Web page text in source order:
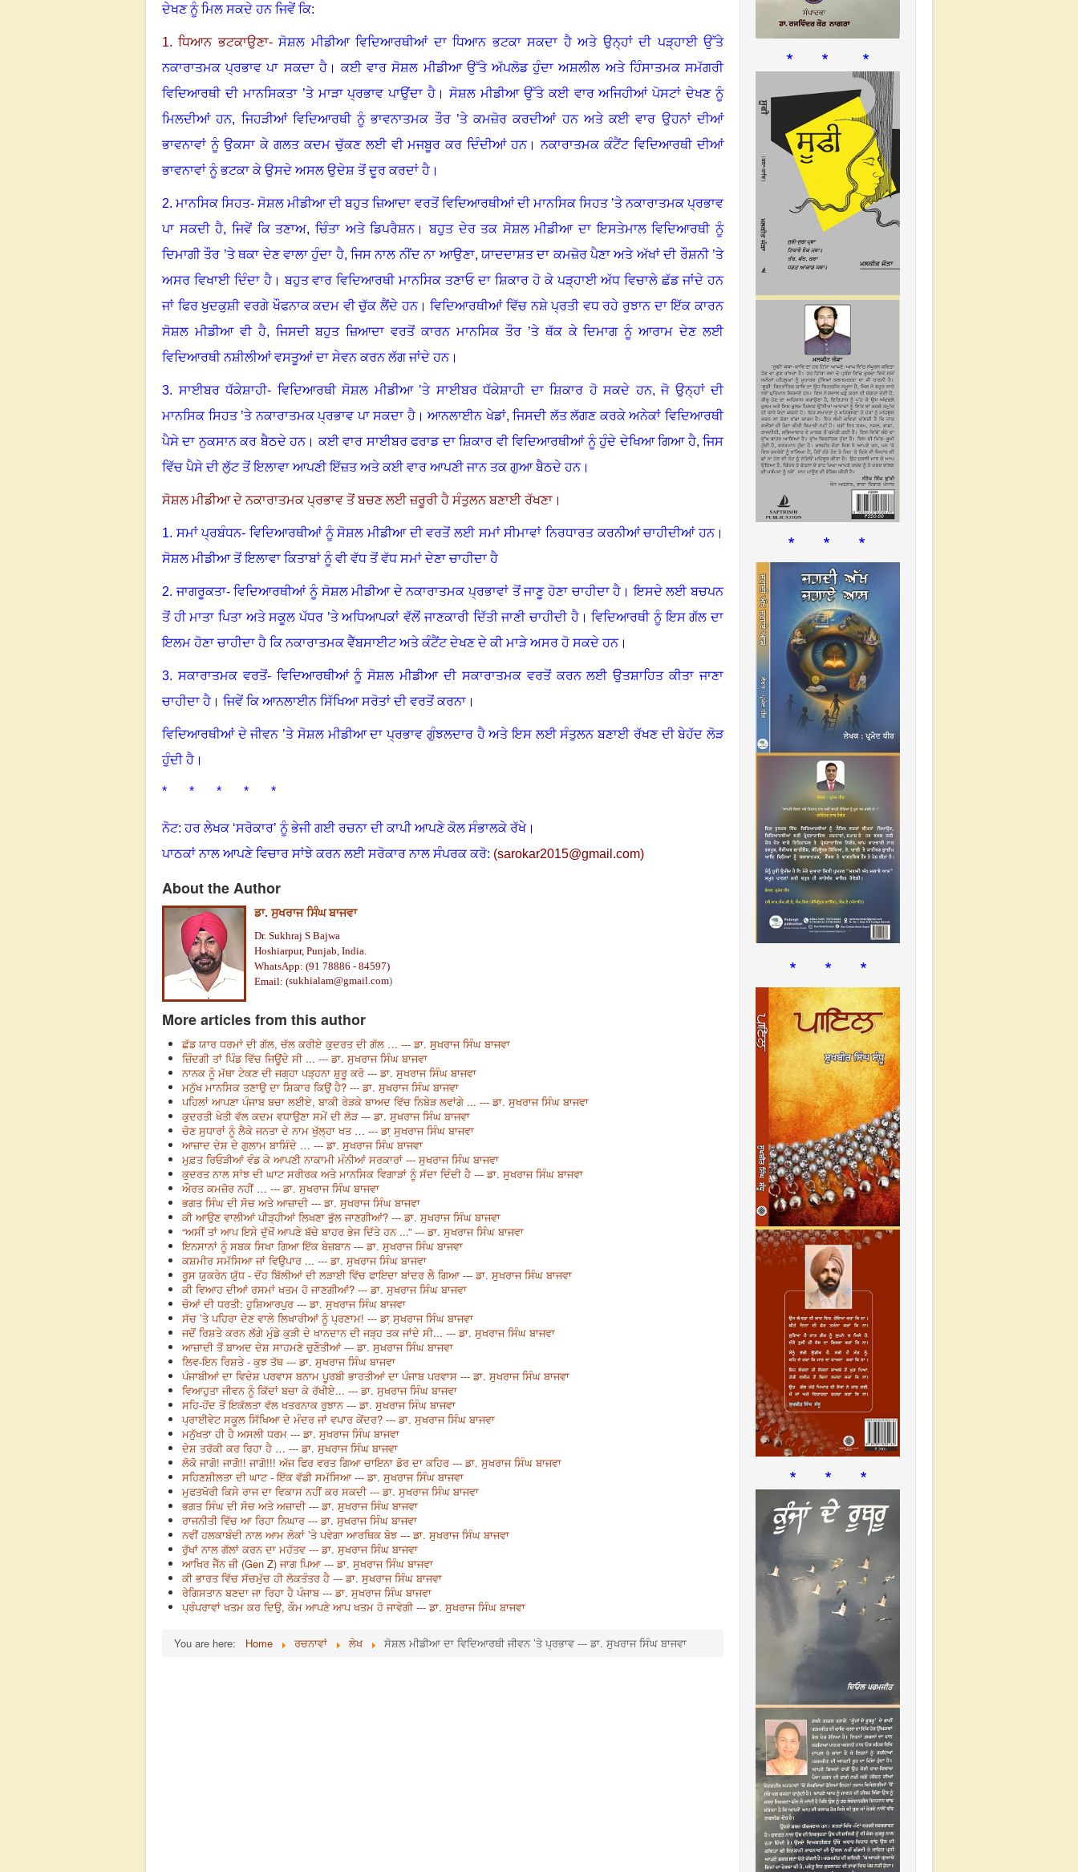
ਦੇਖਣ ਨੂੰ ਮਿਲ ਸਕਦੇ ਹਨ ਜਿਵੇਂ ਕਿ:
1. ਧਿਆਨ ਭਟਕਾਉਣਾ-ਸੋਸ਼ਲ ਮੀਡੀਆ ਵਿਦਿਆਰਥੀਆਂ ਦਾ ਧਿਆਨ ਭਟਕਾ ਸਕਦਾ ਹੈ ਅਤੇ ਉਨ੍ਹਾਂ ਦੀ ਪੜ੍ਹਾਈ ਉੱਤੇ
ਨਕਾਰਾਤਮਕ ਪ੍ਰਭਾਵ ਪਾ ਸਕਦਾ ਹੈ।ਕਈ ਵਾਰ ਸੋਸ਼ਲ ਮੀਡੀਆ ਉੱਤੇ ਅੱਪਲੋਡ ਹੁੰਦਾ ਅਸ਼ਲੀਲ ਅਤੇ ਹਿੰਸਾਤਮਕ ਸਮੱਗਰੀ
ਵਿਦਿਆਰਥੀ ਦੀ ਮਾਨਸਿਕਤਾ ’ਤੇ ਮਾੜਾ ਪ੍ਰਭਾਵ ਪਾਉਂਦਾ ਹੈ । ਸੋਸ਼ਲ ਮੀਡੀਆ ਉੱਤੇ ਕਈ ਵਾਰ ਅਜਿਹੀਆਂ ਪੋਸਟਾਂ ਦੇਖਣ ਨੂੰ
ਮਿਲਦੀਆਂ ਹਨ, ਜਿਹੜੀਆਂ ਵਿਦਿਆਰਥੀ ਨੂੰ ਭਾਵਨਾਤਮਕ ਤੌਰ ’ਤੇ ਕਮਜ਼ੋਰ ਕਰਦੀਆਂ ਹਨ ਅਤੇ ਕਈ ਵਾਰ ਉਹਨਾਂ ਦੀਆਂ
ਭਾਵਨਾਵਾਂ ਨੂੰ ਉਕਸਾ ਕੇ ਗਲਤ ਕਦਮ ਚੁੱਕਣ ਲਈ ਵੀ ਮਜਬੂਰ ਕਰ ਦਿੰਦੀਆਂ ਹਨ।ਨਕਾਰਾਤਮਕ ਕੰਟੈਂਟ ਵਿਦਿਆਰਥੀ ਦੀਆਂ
ਭਾਵਨਾਵਾਂ ਨੂੰ ਭਟਕਾ ਕੇ ਉਸਦੇ ਅਸਲ ਉਦੇਸ਼ ਤੋਂ ਦੂਰ ਕਰਦਾਂ ਹੈ ।
2. ਮਾਨਸਿਕ ਸਿਹਤ- ਸੋਸ਼ਲ ਮੀਡੀਆ ਦੀ ਬਹੁਤ ਜ਼ਿਆਦਾ ਵਰਤੋਂ ਵਿਦਿਆਰਥੀਆਂ ਦੀ ਮਾਨਸਿਕ ਸਿਹਤ ’ਤੇ ਨਕਾਰਾਤਮਕ ਪ੍ਰਭਾਵ
ਪਾ ਸਕਦੀ ਹੈ, ਜਿਵੇਂ ਕਿ ਤਣਾਅ, ਚਿੰਤਾ ਅਤੇ ਡਿਪਰੈਸ਼ਨ।ਬਹੁਤ ਦੇਰ ਤਕ ਸੋਸ਼ਲ ਮੀਡੀਆ ਦਾ ਇਸਤੇਮਾਲ ਵਿਦਿਆਰਥੀ ਨੂੰ
ਦਿਮਾਗੀ ਤੌਰ ’ਤੇ ਥਕਾ ਦੇਣ ਵਾਲਾ ਹੁੰਦਾ ਹੈ, ਜਿਸ ਨਾਲ ਨੀਂਦ ਨਾ ਆਉਣਾ, ਯਾਦਦਾਸ਼ਤ ਦਾ ਕਮਜ਼ੋਰ ਪੈਣਾ ਅਤੇ ਅੱਖਾਂ ਦੀ ਰੌਸ਼ਨੀ ’ਤੇ
ਅਸਰ ਵਿਖਾਈ ਦਿੰਦਾ ਹੈ।ਬਹੁਤ ਵਾਰ ਵਿਦਿਆਰਥੀ ਮਾਨਸਿਕ ਤਣਾਓ ਦਾ ਸ਼ਿਕਾਰ ਹੋ ਕੇ ਪੜ੍ਹਾਈ ਅੱਧ ਵਿਚਾਲੇ ਛੱਡ ਜਾਂਦੇ ਹਨ
ਜਾਂ ਫਿਰ ਖੁਦਕੁਸ਼ੀ ਵਰਗੇ ਖੌਫਨਾਕ ਕਦਮ ਵੀ ਚੁੱਕ ਲੈਂਦੇ ਹਨ।ਵਿਦਿਆਰਥੀਆਂ ਵਿੱਚ ਨਸ਼ੇ ਪ੍ਰਤੀ ਵਧ ਰਹੇ ਰੁਝਾਨ ਦਾ ਇੱਕ ਕਾਰਨ
ਸੋਸ਼ਲ ਮੀਡੀਆ ਵੀ ਹੈ, ਜਿਸਦੀ ਬਹੁਤ ਜ਼ਿਆਦਾ ਵਰਤੋਂ ਕਾਰਨ ਮਾਨਸਿਕ ਤੌਰ ’ਤੇ ਥੱਕ ਕੇ ਦਿਮਾਗ ਨੂੰ ਆਰਾਮ ਦੇਣ ਲਈ
ਵਿਦਿਆਰਥੀ ਨਸ਼ੀਲੀਆਂ ਵਸਤੂਆਂ ਦਾ ਸੇਵਨ ਕਰਨ ਲੱਗ ਜਾਂਦੇ ਹਨ।
3. ਸਾਈਬਰ ਧੱਕੇਸ਼ਾਹੀ- ਵਿਦਿਆਰਥੀ ਸੋਸ਼ਲ ਮੀਡੀਆ ’ਤੇ ਸਾਈਬਰ ਧੱਕੇਸ਼ਾਹੀ ਦਾ ਸ਼ਿਕਾਰ ਹੋ ਸਕਦੇ ਹਨ,ਜੋ ਉਨ੍ਹਾਂ ਦੀ
ਮਾਨਸਿਕ ਸਿਹਤ ’ਤੇ ਨਕਾਰਾਤਮਕ ਪ੍ਰਭਾਵ ਪਾ ਸਕਦਾ ਹੈ।ਆਨਲਾਈਨ ਖੇਡਾਂ, ਜਿਸਦੀ ਲੱਤ ਲੱਗਣ ਕਰਕੇ ਅਨੇਕਾਂ ਵਿਦਿਆਰਥੀ
ਪੈਸੇ ਦਾ ਨੁਕਸਾਨ ਕਰ ਬੈਠਦੇ ਹਨ।ਕਈ ਵਾਰ ਸਾਈਬਰ ਫਰਾਡ ਦਾ ਸ਼ਿਕਾਰ ਵੀ ਵਿਦਿਆਰਥੀਆਂ ਨੂੰ ਹੁੰਦੇ ਦੇਖਿਆ ਗਿਆ ਹੈ, ਜਿਸ
ਵਿੱਚ ਪੈਸੇ ਦੀ ਲੁੱਟ ਤੋਂ ਇਲਾਵਾ ਆਪਣੀ ਇੱਜ਼ਤ ਅਤੇ ਕਈ ਵਾਰ ਆਪਣੀ ਜਾਨ ਤਕ ਗੁਆ ਬੈਠਦੇ ਹਨ।
ਸੋਸ਼ਲ ਮੀਡੀਆ ਦੇ ਨਕਾਰਾਤਮਕ ਪ੍ਰਭਾਵ ਤੋਂ ਬਚਣ ਲਈ ਜ਼ਰੂਰੀ ਹੈ ਸੰਤੁਲਨ ਬਣਾਈ ਰੱਖਣਾ ।
1. ਸਮਾਂ ਪ੍ਰਬੰਧਨ- ਵਿਦਿਆਰਥੀਆਂ ਨੂੰ ਸੋਸ਼ਲ ਮੀਡੀਆ ਦੀ ਵਰਤੋਂ ਲਈ ਸਮਾਂ ਸੀਮਾਵਾਂ ਨਿਰਧਾਰਤ ਕਰਨੀਆਂ ਚਾਹੀਦੀਆਂ ਹਨ।
ਸੋਸ਼ਲ ਮੀਡੀਆ ਤੋਂ ਇਲਾਵਾ ਕਿਤਾਬਾਂ ਨੂੰ ਵੀ ਵੱਧ ਤੋਂ ਵੱਧ ਸਮਾਂ ਦੇਣਾ ਚਾਹੀਦਾ ਹੈ
2. ਜਾਗਰੂਕਤਾ- ਵਿਦਿਆਰਥੀਆਂ ਨੂੰ ਸੋਸ਼ਲ ਮੀਡੀਆ ਦੇ ਨਕਾਰਾਤਮਕ ਪ੍ਰਭਾਵਾਂ ਤੋਂ ਜਾਣੂ ਹੋਣਾ ਚਾਹੀਦਾ ਹੈ ।ਇਸਦੇ ਲਈ ਬਚਪਨ
ਤੋਂ ਹੀ ਮਾਤਾ ਪਿਤਾ ਅਤੇ ਸਕੂਲ ਪੱਧਰ ’ਤੇ ਅਧਿਆਪਕਾਂ ਵੱਲੋਂ ਜਾਣਕਾਰੀ ਦਿੱਤੀ ਜਾਣੀ ਚਾਹੀਦੀ ਹੈ।ਵਿਦਿਆਰਥੀ ਨੂੰ ਇਸ ਗੱਲ ਦਾ
ਇਲਮ ਹੋਣਾ ਚਾਹੀਦਾ ਹੈ ਕਿ ਨਕਾਰਾਤਮਕ ਵੈੱਬਸਾਈਟ ਅਤੇ ਕੰਟੈਂਟ ਦੇਖਣ ਦੇ ਕੀ ਮਾੜੇ ਅਸਰ ਹੋ ਸਕਦੇ ਹਨ।
3. ਸਕਾਰਾਤਮਕ ਵਰਤੋਂ- ਵਿਦਿਆਰਥੀਆਂ ਨੂੰ ਸੋਸ਼ਲ ਮੀਡੀਆ ਦੀ ਸਕਾਰਾਤਮਕ ਵਰਤੋਂ ਕਰਨ ਲਈ ਉਤਸ਼ਾਹਿਤ ਕੀਤਾ ਜਾਣਾ
ਚਾਹੀਦਾ ਹੈ । ਜਿਵੇਂ ਕਿ ਆਨਲਾਈਨ ਸਿੱਖਿਆ ਸਰੋਤਾਂ ਦੀ ਵਰਤੋਂ ਕਰਨਾ ।
ਵਿਦਿਆਰਥੀਆਂ ਦੇ ਜੀਵਨ ’ਤੇ ਸੋਸ਼ਲ ਮੀਡੀਆ ਦਾ ਪ੍ਰਭਾਵ ਗੁੰਝਲਦਾਰ ਹੈ ਅਤੇ ਇਸ ਲਈ ਸੰਤੁਲਨ ਬਣਾਈ ਰੱਖਣ ਦੀ ਬੇਹੱਦ ਲੋੜ
ਹੁੰਦੀ ਹੈ ।
* * * * *
ਨੋਟ: ਹਰ ਲੇਖਕ ‘ਸਰੋਕਾਰ’ ਨੂੰ ਭੇਜੀ ਗਈ ਰਚਨਾ ਦੀ ਕਾਪੀ ਆਪਣੇ ਕੋਲ ਸੰਭਾਲਕੇ ਰੱਖੇ।
ਪਾਠਕਾਂ ਨਾਲ ਆਪਣੇ ਵਿਚਾਰ ਸਾਂਝੇ ਕਰਨ ਲਈ ਸਰੋਕਾਰ ਨਾਲ ਸੰਪਰਕ ਕਰੋ: (sarokar2015@gmail.com)
About the Author
ਡਾ. ਸੁਖਰਾਜ ਸਿੰਘ ਬਾਜਵਾ
Dr. Sukhraj S Bajwa
Hoshiarpur, Punjab, India.
WhatsApp: (91 78886 - 84597)
Email: (sukhialam@gmail.com)
More articles from this author
ਛੱਡ ਯਾਰ ਧਰਮਾਂ ਦੀ ਗੱਲ, ਚੱਲ ਕਰੀਏ ਕੁਦਰਤ ਦੀ ਗੱਲ … --- ਡਾ. ਸੁਖਰਾਜ ਸਿੰਘ ਬਾਜਵਾ
ਜ਼ਿੰਦਗੀ ਤਾਂ ਪਿੰਡ ਵਿੱਚ ਜਿਊਂਦੇ ਸੀ ... --- ਡਾ. ਸੁਖਰਾਜ ਸਿੰਘ ਬਾਜਵਾ
ਨਾਨਕ ਨੂੰ ਮੱਥਾ ਟੇਕਣ ਦੀ ਜਗ੍ਹਾ ਪੜ੍ਹਨਾ ਸ਼ੁਰੂ ਕਰੋ --- ਡਾ. ਸੁਖਰਾਜ ਸਿੰਘ ਬਾਜਵਾ
ਮਨੁੱਖ ਮਾਨਸਿਕ ਤਣਾਉ ਦਾ ਸ਼ਿਕਾਰ ਕਿਉਂ ਹੈ? --- ਡਾ. ਸੁਖਰਾਜ ਸਿੰਘ ਬਾਜਵਾ
ਪਹਿਲਾਂ ਆਪਣਾ ਪੰਜਾਬ ਬਚਾ ਲਈਏ, ਬਾਕੀ ਰੇੜਕੇ ਬਾਅਦ ਵਿੱਚ ਨਿਬੇੜ ਲਵਾਂਗੇ ... --- ਡਾ. ਸੁਖਰਾਜ ਸਿੰਘ ਬਾਜਵਾ
ਕੁਦਰਤੀ ਖੇਤੀ ਵੱਲ ਕਦਮ ਵਧਾਉਣਾ ਸਮੇਂ ਦੀ ਲੋੜ --- ਡਾ. ਸੁਖਰਾਜ ਸਿੰਘ ਬਾਜਵਾ
ਚੋਣ ਸੁਧਾਰਾਂ ਨੂੰ ਲੈਕੇ ਜਨਤਾ ਦੇ ਨਾਮ ਖੁੱਲ੍ਹਾ ਖਤ … --- ਡਾ਼ ਸੁਖਰਾਜ ਸਿੰਘ ਬਾਜਵਾ
ਆਜ਼ਾਦ ਦੇਸ਼ ਦੇ ਗੁਲਾਮ ਬਾਸ਼ਿੰਦੇ … --- ਡਾ. ਸੁਖਰਾਜ ਸਿੰਘ ਬਾਜਵਾ
ਮੁਫ਼ਤ ਰਿਓੜੀਆਂ ਵੰਡ ਕੇ ਆਪਣੀ ਨਾਕਾਮੀ ਮੰਨੀਆਂ ਸਰਕਾਰਾਂ --- ਸੁਖਰਾਜ ਸਿੰਘ ਬਾਜਵਾ
ਕੁਦਰਤ ਨਾਲ ਸਾਂਝ ਦੀ ਘਾਟ ਸਰੀਰਕ ਅਤੇ ਮਾਨਸਿਕ ਵਿਗਾੜਾਂ ਨੂੰ ਸੱਦਾ ਦਿੰਦੀ ਹੈ --- ਡਾ. ਸੁਖਰਾਜ ਸਿੰਘ ਬਾਜਵਾ
ਔਰਤ ਕਮਜ਼ੋਰ ਨਹੀਂ … --- ਡਾ. ਸੁਖਰਾਜ ਸਿੰਘ ਬਾਜਵਾ
ਭਗਤ ਸਿੰਘ ਦੀ ਸੋਚ ਅਤੇ ਆਜ਼ਾਦੀ --- ਡਾ. ਸੁਖਰਾਜ ਸਿੰਘ ਬਾਜਵਾ
ਕੀ ਆਉਣ ਵਾਲੀਆਂ ਪੀੜ੍ਹੀਆਂ ਲਿਖਣਾ ਭੁੱਲ ਜਾਣਗੀਆਂ? --- ਡਾ. ਸੁਖਰਾਜ ਸਿੰਘ ਬਾਜਵਾ
“ਅਸੀਂ ਤਾਂ ਆਪ ਇਸੇ ਦੁੱਖੋਂ ਆਪਣੇ ਬੱਚੇ ਬਾਹਰ ਭੇਜ ਦਿੱਤੇ ਹਨ ...” --- ਡਾ. ਸੁਖਰਾਜ ਸਿੰਘ ਬਾਜਵਾ
ਇਨਸਾਨਾਂ ਨੂੰ ਸਬਕ ਸਿਖਾ ਗਿਆ ਇੱਕ ਬੇਜ਼ਬਾਨ --- ਡਾ. ਸੁਖਰਾਜ ਸਿੰਘ ਬਾਜਵਾ
ਕਸ਼ਮੀਰ ਸਮੱਸਿਆ ਜਾਂ ਵਿਉਪਾਰ ... --- ਡਾ. ਸੁਖਰਾਜ ਸਿੰਘ ਬਾਜਵਾ
ਰੂਸ ਯੁਕਰੇਨ ਯੁੱਧ - ਦੋਂਹ ਬਿੱਲੀਆਂ ਦੀ ਲੜਾਈ ਵਿੱਚ ਫਾਇਦਾ ਬਾਂਦਰ ਲੈ ਗਿਆ --- ਡਾ. ਸੁਖਰਾਜ ਸਿੰਘ ਬਾਜਵਾ
ਕੀ ਵਿਆਹ ਦੀਆਂ ਰਸਮਾਂ ਖਤਮ ਹੋ ਜਾਣਗੀਆਂ? --- ਡਾ. ਸੁਖਰਾਜ ਸਿੰਘ ਬਾਜਵਾ
ਚੋਆਂ ਦੀ ਧਰਤੀ: ਹੁਸ਼ਿਆਰਪੁਰ --- ਡਾ. ਸੁਖਰਾਜ ਸਿੰਘ ਬਾਜਵਾ
ਸੱਚ ’ਤੇ ਪਹਿਰਾ ਦੇਣ ਵਾਲੇ ਲਿਖਾਰੀਆਂ ਨੂੰ ਪ੍ਰਣਾਮ! --- ਡਾ਼ ਸੁਖਰਾਜ ਸਿੰਘ ਬਾਜਵਾ
ਜਦੋਂ ਰਿਸ਼ਤੇ ਕਰਨ ਲੱਗੇ ਮੁੰਡੇ ਕੁੜੀ ਦੇ ਖਾਨਦਾਨ ਦੀ ਜੜ੍ਹ ਤਕ ਜਾਂਦੇ ਸੀ... --- ਡਾ. ਸੁਖਰਾਜ ਸਿੰਘ ਬਾਜਵਾ
ਆਜ਼ਾਦੀ ਤੋਂ ਬਾਅਦ ਦੇਸ਼ ਸਾਹਮਣੇ ਚੁਣੌਤੀਆਂ --- ਡਾ. ਸੁਖਰਾਜ ਸਿੰਘ ਬਾਜਵਾ
ਲਿਵ-ਇਨ ਰਿਸ਼ਤੇ - ਕੁਝ ਤੱਥ --- ਡਾ. ਸੁਖਰਾਜ ਸਿੰਘ ਬਾਜਵਾ
ਪੰਜਾਬੀਆਂ ਦਾ ਵਿਦੇਸ਼ ਪਰਵਾਸ ਬਨਾਮ ਪੂਰਬੀ ਭਾਰਤੀਆਂ ਦਾ ਪੰਜਾਬ ਪਰਵਾਸ --- ਡਾ. ਸੁਖਰਾਜ ਸਿੰਘ ਬਾਜਵਾ
ਵਿਆਹੁਤਾ ਜੀਵਨ ਨੂੰ ਕਿੱਦਾਂ ਬਚਾ ਕੇ ਰੱਖੀਏ... --- ਡਾ. ਸੁਖਰਾਜ ਸਿੰਘ ਬਾਜਵਾ
ਸਹਿ-ਹੋਂਦ ਤੋਂ ਇਕੱਲਤਾ ਵੱਲ ਖਤਰਨਾਕ ਰੁਝਾਨ --- ਡਾ. ਸੁਖਰਾਜ ਸਿੰਘ ਬਾਜਵਾ
ਪ੍ਰਾਈਵੇਟ ਸਕੂਲ ਸਿੱਖਿਆ ਦੇ ਮੰਦਰ ਜਾਂ ਵਪਾਰ ਕੇਂਦਰ? --- ਡਾ. ਸੁਖਰਾਜ ਸਿੰਘ ਬਾਜਵਾ
ਮਨੁੱਖਤਾ ਹੀ ਹੈ ਅਸਲੀ ਧਰਮ --- ਡਾ. ਸੁਖਰਾਜ ਸਿੰਘ ਬਾਜਵਾ
ਦੇਸ਼ ਤਰੱਕੀ ਕਰ ਰਿਹਾ ਹੈ … --- ਡਾ. ਸੁਖਰਾਜ ਸਿੰਘ ਬਾਜਵਾ
ਲੋਕੋ ਜਾਗੋ! ਜਾਗੋ!! ਜਾਗੋ!!! ਅੱਜ ਫਿਰ ਵਰਤ ਗਿਆ ਚਾਇਨਾ ਡੋਰ ਦਾ ਕਹਿਰ --- ਡਾ. ਸੁਖਰਾਜ ਸਿੰਘ ਬਾਜਵਾ
ਸਹਿਣਸ਼ੀਲਤਾ ਦੀ ਘਾਟ - ਇੱਕ ਵੱਡੀ ਸਮੱਸਿਆ --- ਡਾ. ਸੁਖਰਾਜ ਸਿੰਘ ਬਾਜਵਾ
ਮੁਫਤਖੋਰੀ ਕਿਸੇ ਰਾਜ ਦਾ ਵਿਕਾਸ ਨਹੀਂ ਕਰ ਸਕਦੀ --- ਡਾ. ਸੁਖਰਾਜ ਸਿੰਘ ਬਾਜਵਾ
ਭਗਤ ਸਿੰਘ ਦੀ ਸੋਚ ਅਤੇ ਅਜ਼ਾਦੀ --- ਡਾ. ਸੁਖਰਾਜ ਸਿੰਘ ਬਾਜਵਾ
ਰਾਜਨੀਤੀ ਵਿੱਚ ਆ ਰਿਹਾ ਨਿਘਾਰ --- ਡਾ. ਸੁਖਰਾਜ ਸਿੰਘ ਬਾਜਵਾ
ਨਵੀਂ ਹਲਕਾਬੰਦੀ ਨਾਲ ਆਮ ਲੋਕਾਂ ’ਤੇ ਪਵੇਗਾ ਆਰਥਿਕ ਬੋਝ --- ਡਾ. ਸੁਖਰਾਜ ਸਿੰਘ ਬਾਜਵਾ
ਰੁੱਖਾਂ ਨਾਲ ਗੱਲਾਂ ਕਰਨ ਦਾ ਮਹੱਤਵ --- ਡਾ. ਸੁਖਰਾਜ ਸਿੰਘ ਬਾਜਵਾ
ਆਖਿਰ ਜੈੱਨ ਜ਼ੀ (Gen Z) ਜਾਗ ਪਿਆ --- ਡਾ. ਸੁਖਰਾਜ ਸਿੰਘ ਬਾਜਵਾ
ਕੀ ਭਾਰਤ ਵਿੱਚ ਸੱਚਮੁੱਚ ਹੀ ਲੋਕਤੰਤਰ ਹੈ --- ਡਾ. ਸੁਖਰਾਜ ਸਿੰਘ ਬਾਜਵਾ
ਰੇਗਿਸਤਾਨ ਬਣਦਾ ਜਾ ਰਿਹਾ ਹੈ ਪੰਜਾਬ --- ਡਾ. ਸੁਖਰਾਜ ਸਿੰਘ ਬਾਜਵਾ
ਪ੍ਰੰਪਰਾਵਾਂ ਖਤਮ ਕਰ ਦਿਉ, ਕੌਮ ਆਪਣੇ ਆਪ ਖਤਮ ਹੋ ਜਾਵੇਗੀ --- ਡਾ. ਸੁਖਰਾਜ ਸਿੰਘ ਬਾਜਵਾ
You are here: Home ਰਚਨਾਵਾਂ ਲੇਖ ਸੋਸ਼ਲ ਮੀਡੀਆ ਦਾ ਵਿਦਿਆਰਥੀ ਜੀਵਨ ’ਤੇ ਪ੍ਰਭਾਵ --- ਡਾ. ਸੁਖਰਾਜ ਸਿੰਘ ਬਾਜਵਾ
* * *
* * *
* * *
* * *